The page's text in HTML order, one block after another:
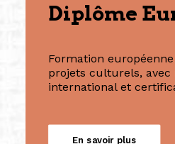
Diplôme
Formation
projets culturels, avec
international et
En savoir plus